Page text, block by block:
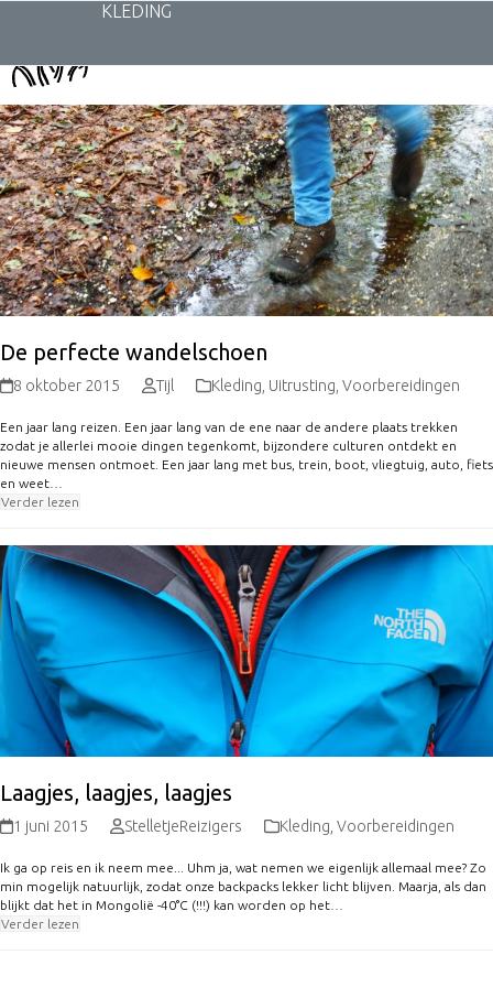
KLEDING
De perfecte wandelschoen
8 oktober 2015 Tijl Kleding Uitrusting Voorbereidingen
Een jaar lang reizen. Een jaar lang van de ene naar de andere plaats trekken
zodat je allerlei mooie dingen tegenkomt, bijzondere culturen ontdekt en
nieuwe mensen ontmoet. Een jaar lang met bus, trein, boot, vliegtuig, auto, fiets
en weet…
Verder lezen
Laagjes, laagjes, laagjes
1 juni 2015 StelletjeReizigers Kleding Voorbereidingen
Ik ga op reis en ik neem mee... Uhm ja, wat nemen we eigenlijk allemaal mee? Zo
min mogelijk natuurlijk, zodat onze backpacks lekker licht blijven. Maarja, als dan
blijkt dat het in Mongolië -40°C (!!!) kan worden op het…
Verder lezen